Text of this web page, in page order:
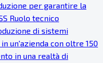
per garantire la
Ruolo tecnico
di sistemi
un'azienda con oltre 150
in una realtà di